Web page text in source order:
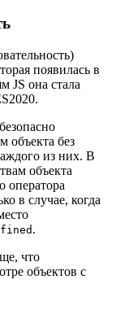
появилась в
JS она стала
объекта без
из них. В
объекта
оператора
в случае, когда
.
что
объектов с